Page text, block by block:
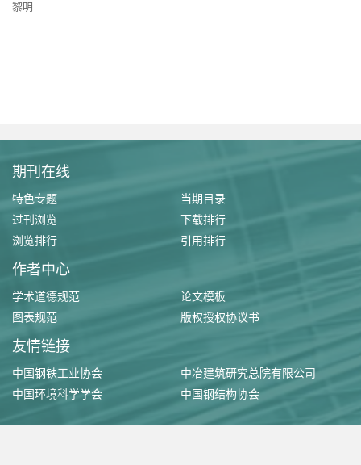
黎明
期刊在线
特色专题
当期目录
过刊浏览
下载排行
浏览排行
引用排行
作者中心
学术道德规范
论文模板
图表规范
版权授权协议书
友情链接
中国钢铁工业协会
中冶建筑研究总院有限公司
中国环境科学学会
中国钢结构协会